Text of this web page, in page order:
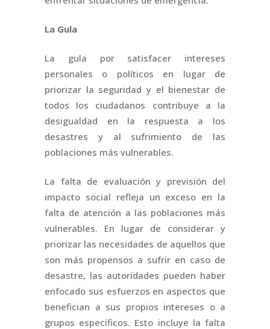
La Gula
La gula por satisfacer intereses
personales o políticos en lugar de
priorizar la seguridad y el bienestar de
todos los ciudadanos contribuye a la
desigualdad en la respuesta a los
desastres y al sufrimiento de las
poblaciones más vulnerables.
La falta de evaluación y previsión del
impacto social refleja un exceso en la
falta de atención a las poblaciones más
vulnerables. En lugar de considerar y
priorizar las necesidades de aquellos que
son más propensos a sufrir en caso de
desastre, las autoridades pueden haber
enfocado sus esfuerzos en aspectos que
benefician a sus propios intereses o a
grupos específicos. Esto incluye la falta